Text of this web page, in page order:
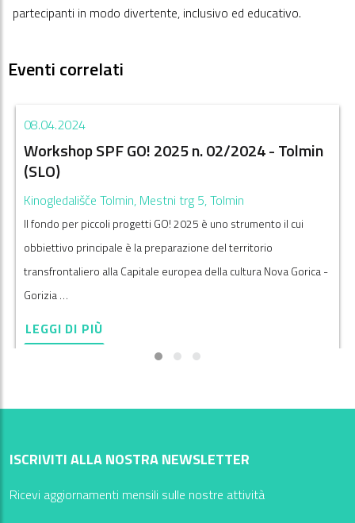
partecipanti in modo divertente, inclusivo ed educativo.
Eventi correlati
08.04.2024
Workshop SPF GO! 2025 n. 02/2024 - Tolmin
(SLO)
Kinogledališče Tolmin, Mestni trg 5, Tolmin
Il fondo per piccoli progetti GO! 2025 è uno strumento il cui
obbiettivo principale è la preparazione del territorio
transfrontaliero alla Capitale europea della cultura Nova Gorica -
Gorizia …
LEGGI DI PIÙ
ISCRIVITI ALLA NOSTRA NEWSLETTER
Ricevi aggiornamenti mensili sulle nostre attività